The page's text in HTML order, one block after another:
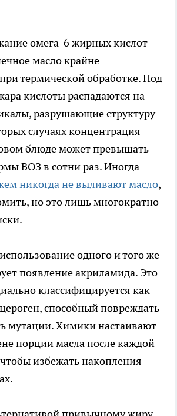
омега-6 жирных кислот
масло крайне
термической обработке. Под
кислоты распадаются на
разрушающие структуру
случаях концентрация
блюде может превышать
ВОЗ в сотни раз. Иногда
никогда не выливают масло,
но это лишь многократно
одного и того же
появление акриламида. Это
классифицируется как
способный повреждать
мутации. Химики настаивают
порции масла после каждой
избежать накопления